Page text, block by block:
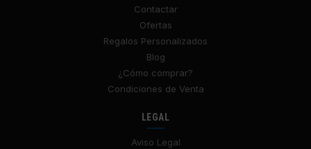
Contactar
Ofertas
Regalos Personalizados
Blog
¿Cómo comprar?
Condiciones de Venta
LEGAL
Aviso Legal